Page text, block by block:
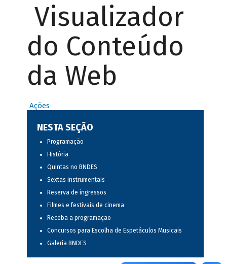
Visualizador
do Conteúdo
da Web
Ações
NESTA SEÇÃO
Programação
História
Quintas no BNDES
Sextas instrumentais
Reserva de ingressos
Filmes e festivais de cinema
Receba a programação
Concursos para Escolha de Espetáculos Musicais
Galeria BNDES